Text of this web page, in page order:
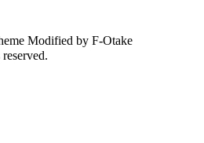
Modified by F-Otake